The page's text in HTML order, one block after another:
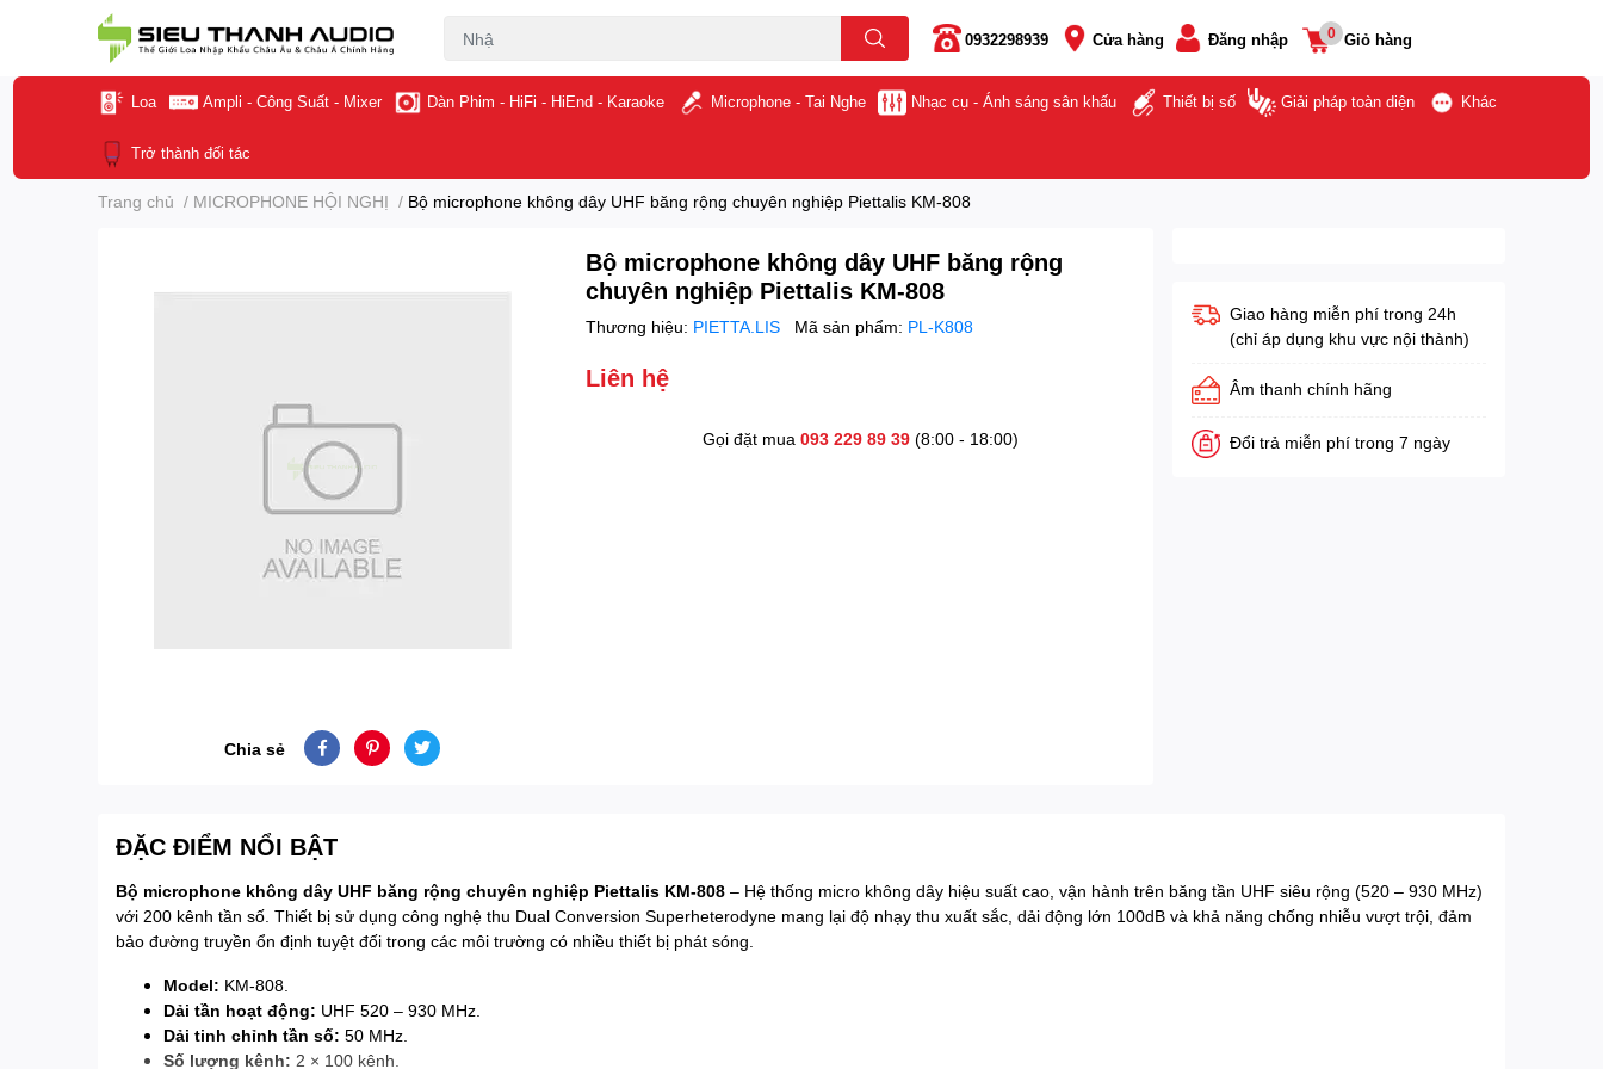
0932298939 Cửa hàng Đăng nhập Giỏ hàng
0
Loa Ampli - Công Suất - Mixer Dàn Phim - HiFi - HiEnd - Karaoke Microphone - Tai Nghe Nhạc cụ - Ánh sáng sân khấu Thiết bị số Giải pháp toàn diện Khác
Trở thành đối tác
Trang chủ / MICROPHONE HỘI NGHỊ / Bộ microphone không dây UHF băng rộng chuyên nghiệp Piettalis KM-808
Chia sẻ
Bộ microphone không dây UHF băng rộng
chuyên nghiệp Piettalis KM-808
Thương hiệu: PIETTA.LIS Mã sản phẩm: PL-K808
Liên hệ
Gọi đặt mua 093 229 89 39(8:00 - 18:00)
Giao hàng miễn phí trong 24h
(chỉ áp dụng khu vực nội thành)
Âm thanh chính hãng
Đổi trả miễn phí trong 7 ngày
ĐẶC ĐIỂM NỔI BẬT
Bộ microphone không dây UHF băng rộng chuyên nghiệp Piettalis KM-808 – Hệ thống micro không dây hiệu suất cao, vận hành trên băng tần UHF siêu rộng (520 – 930 MHz)
với 200 kênh tần số. Thiết bị sử dụng công nghệ thu Dual Conversion Superheterodyne mang lại độ nhạy thu xuất sắc, dải động lớn 100dB và khả năng chống nhiễu vượt trội, đảm
bảo đường truyền ổn định tuyệt đối trong các môi trường có nhiều thiết bị phát sóng.
Model: KM-808.
Dải tần hoạt động: UHF 520 – 930 MHz.
Dải tinh chỉnh tần số: 50 MHz.
Số lượng kênh: 2 × 100 kênh.